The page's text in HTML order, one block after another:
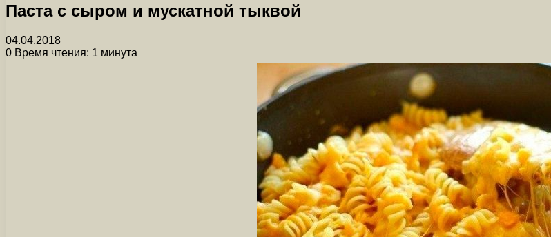
Паста с сыром и мускатной тыквой
04.04.2018
0 Время чтения: 1 минута